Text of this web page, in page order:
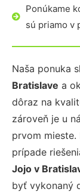
Ponúkame
sú priamo v
Naša ponuka
Bratislave a
dôraz na
zároveň je u
prvom
prípade
Jojo v
byť vykonaný